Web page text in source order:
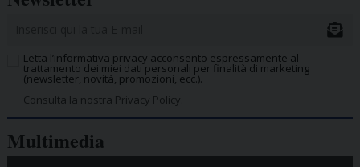
Letta l’informativa privacy acconsento espressamente al
trattamento dei miei dati personali per finalità di marketing
(newsletter, novità, promozioni, ecc.).
Consulta la nostra Privacy Policy.
Multimedia